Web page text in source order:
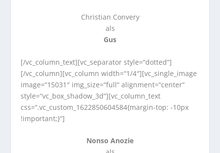
Christian Convery
als
Gus
[/vc_column_text][vc_separator style=“dotted“]
[/vc_column][vc_column width=“1/4″][vc_single_image
image=“15031″ img_size=“full“ alignment=“center“
style=“vc_box_shadow_3d“][vc_column_text
css=“.vc_custom_1622850604584{margin-top: -10px
!important;}“]
Nonso Anozie